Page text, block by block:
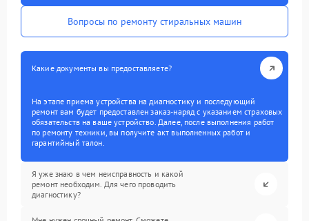
Вопросы по ремонту стиральных машин
Какие документы вы предоставляете?
На этапе приема устройства на диагностику и последующий
ремонт вам будет предоставлен заказ-наряд с указанием страховых
обязательств на ваше устройство. Далее, после выполнения работ
по ремонту техники, вы получите акт выполненных работ и
гарантийный талон.
Я уже знаю в чем неисправность и какой
ремонт необходим. Для чего проводить
диагностику?